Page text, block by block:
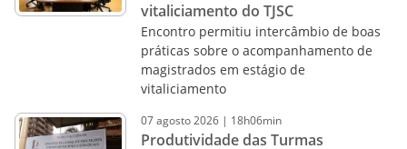
vitaliciamento do TJSC
Encontro permitiu intercâmbio de boas
práticas sobre o acompanhamento de
magistrados em estágio de
vitaliciamento
07agosto2026 | 18h06min
Produtividade das Turmas